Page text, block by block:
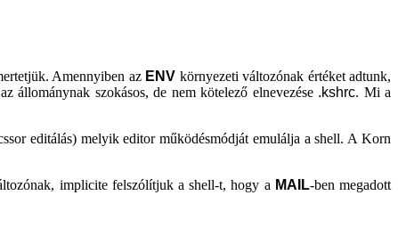
Amennyiben az ENV környezeti változónak értéket adtunk,
állománynak szokásos, de nem kötelező elnevezése .kshrc. Mi a
editálás) melyik editor működésmódját emulálja a shell. A Korn
implicite felszólítjuk a shell-t, hogy a MAIL-ben megadott